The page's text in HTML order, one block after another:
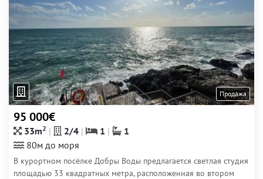
Продажа
95 000€
33m2 2/4 1
1
80м до моря
В курортном посёлке Добры Воды предлагается светлая студия
площадью 33 квадратных метра, расположенная во втором